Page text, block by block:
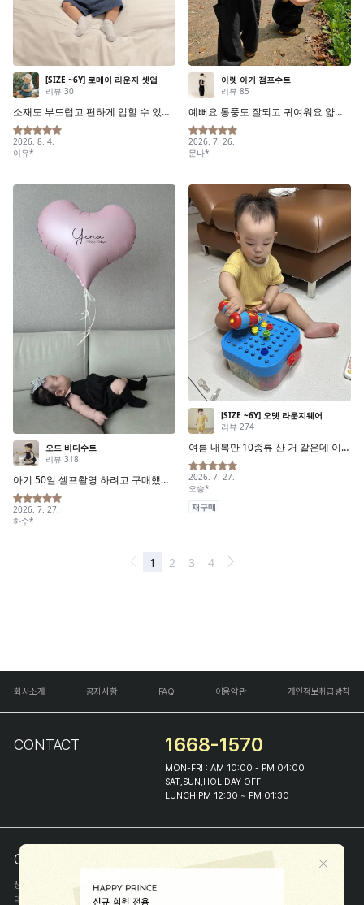
회사소개 공지사항 FAQ 이용약관 개인정보취급방침
CONTACT 1668-1570
MON-FRI : AM 10:00 - PM 04:00
SAT,SUN,HOLIDAY OFF
LUNCH PM 12:30 ~ PM 01:30
COMPANY INFO
상호
(주)해피프린스
대표
이화진